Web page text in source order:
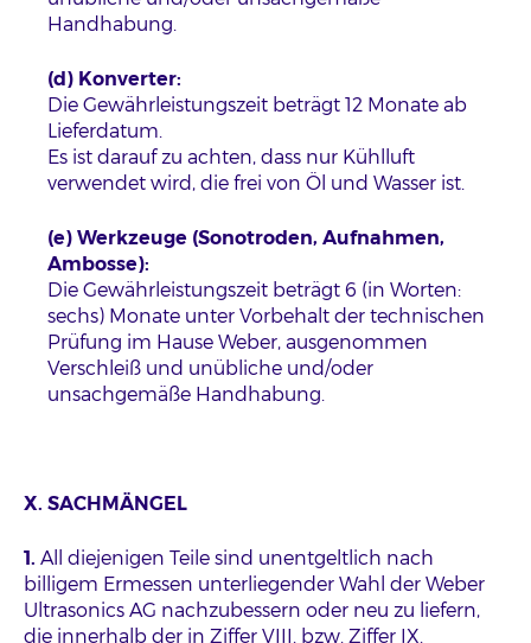
Handhabung.
(d) Konverter:
Die Gewährleistungszeit beträgt 12 Monate ab
Lieferdatum.
Es ist darauf zu achten, dass nur Kühlluft
verwendet wird, die frei von Öl und Wasser ist.
(e) Werkzeuge (Sonotroden, Aufnahmen,
Ambosse):
Die Gewährleistungszeit beträgt 6 (in Worten:
sechs) Monate unter Vorbehalt der technischen
Prüfung im Hause Weber, ausgenommen
Verschleiß und unübliche und/oder
unsachgemäße Handhabung.
X. SACHMÄNGEL
1. All diejenigen Teile sind unentgeltlich nach
billigem Ermessen unterliegender Wahl der Weber
Ultrasonics AG nachzubessern oder neu zu liefern,
die innerhalb der in Ziffer VIII. bzw. Ziffer IX.